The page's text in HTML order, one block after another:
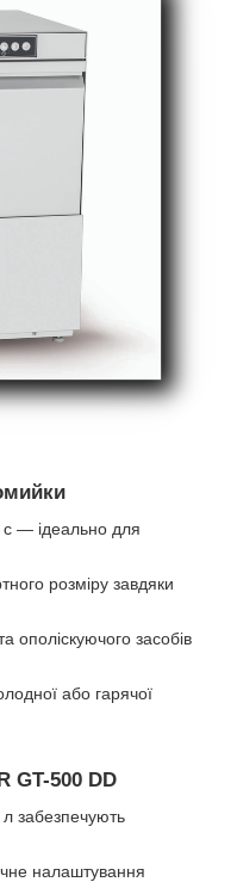
— ідеально для
розміру завдяки
ополіскуючого засобів
або гарячої
GT-500 DD
забезпечують
налаштування